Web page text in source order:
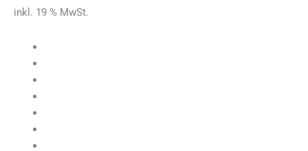
inkl. 19 % MwSt.